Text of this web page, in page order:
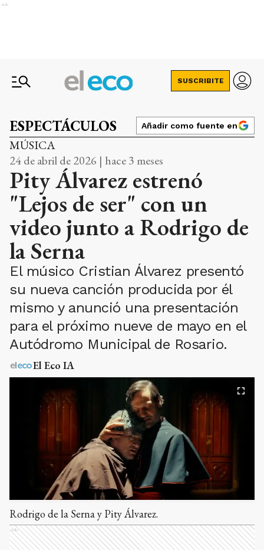
Ads
SUSCRIBITE
ESPECTÁCULOS Añadir como fuente en
MÚSICA
24 de abril de 2026 | hace 3 meses
Pity Álvarez estrenó
"Lejos de ser" con un
video junto a Rodrigo de
la Serna
El músico Cristian Álvarez presentó
su nueva canción producida por él
mismo y anunció una presentación
para el próximo nueve de mayo en el
Autódromo Municipal de Rosario.
El Eco IA
Rodrigo de la Serna y Pity Álvarez.
Ads